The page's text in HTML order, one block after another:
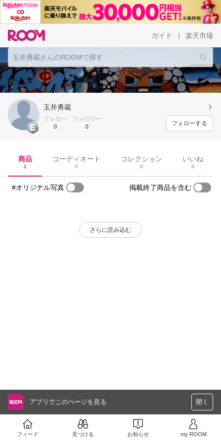
ガイド 楽天市場
玉井勇蔵
フォロー
0
フォロワー
0
フォローする
商品
1
コーディネート
0
コレクション
0
いいね
0
#オリジナル写真 掲載終了商品を含む
さらに読み込む
アプリでこのページを見る 開く
フィード 見つける お知らせ my ROOM